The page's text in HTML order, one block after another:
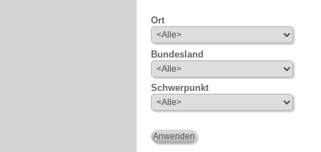
Ort
Bundesland
Schwerpunkt